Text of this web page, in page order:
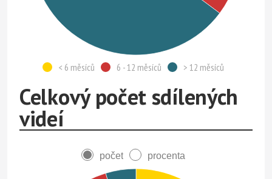
< 6 měsíců 6 - 12 měsíců > 12 měsíců
Celkový počet sdílených
videí
počet procenta